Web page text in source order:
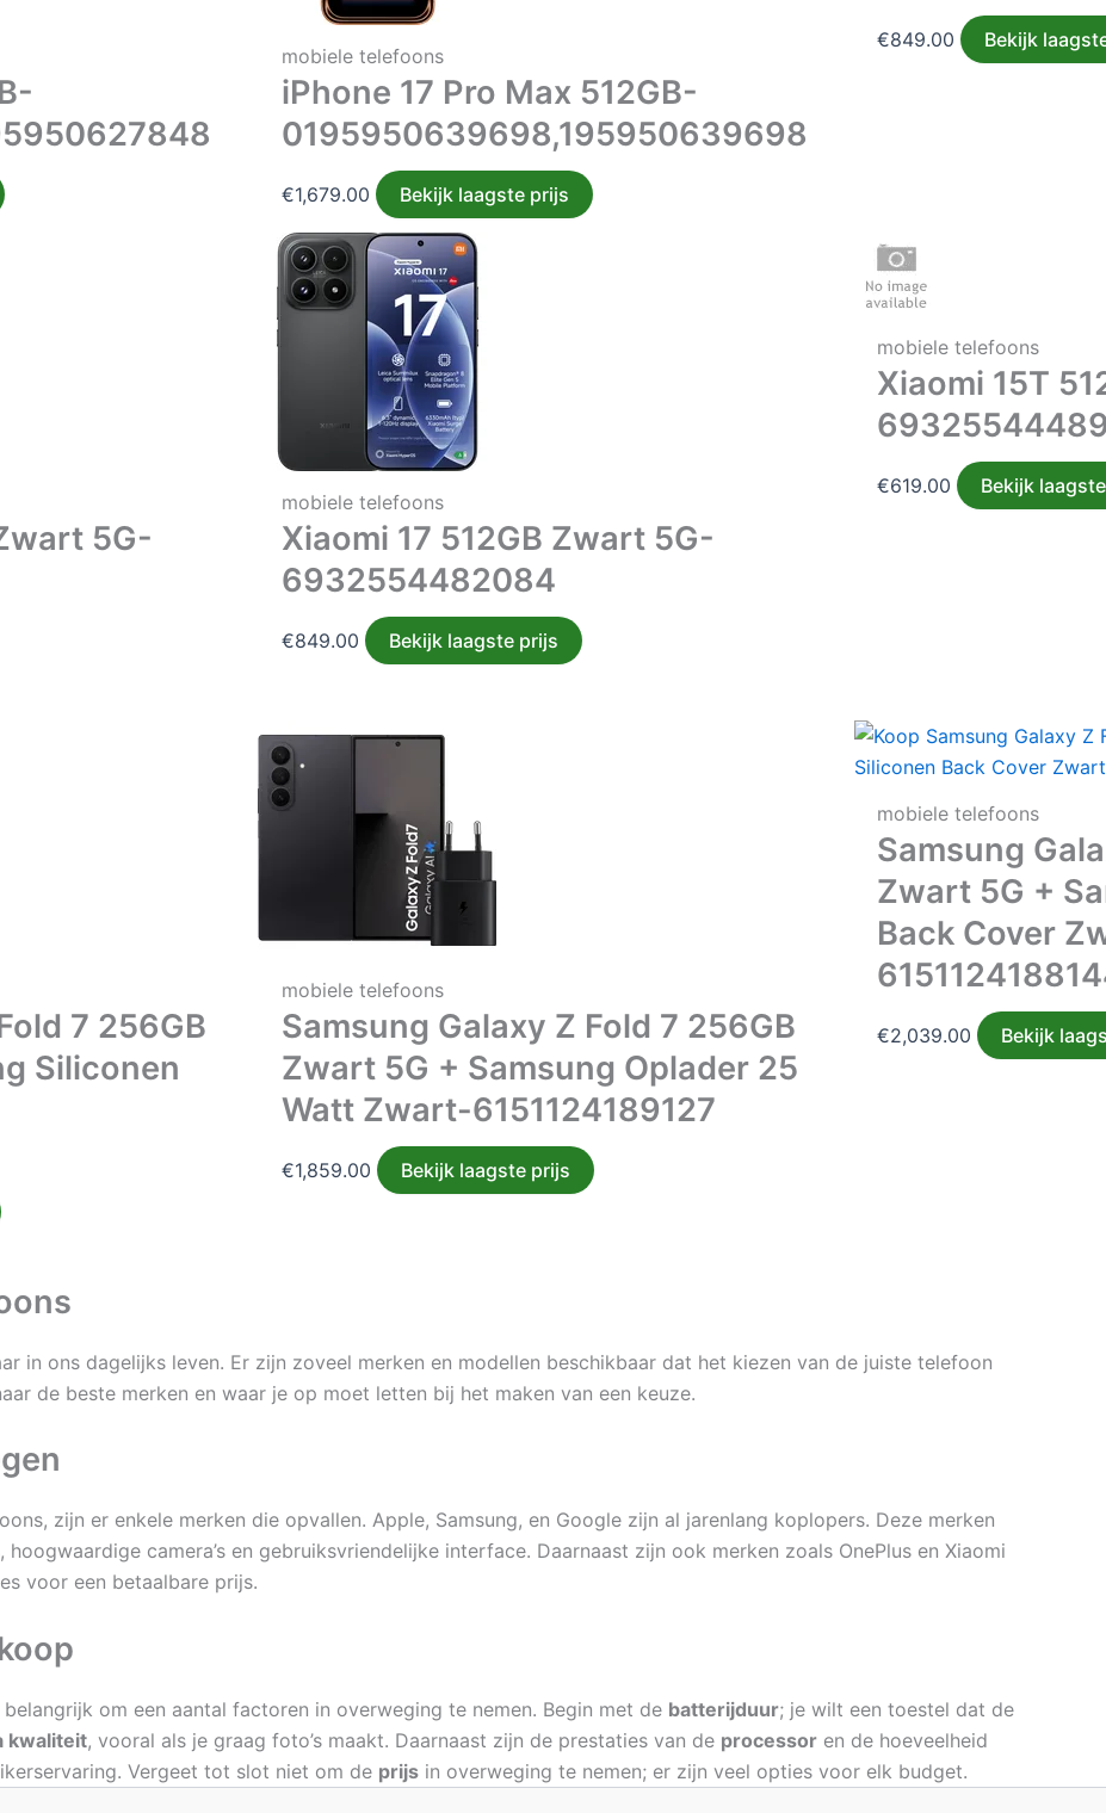
mobiele telefoons
iPhone 17 Pro Max 512GB-
0195950639698,195950639698
€1,679.00 Bekijk laagste prijs
€849.00 Bekijk
5G-
mobiele telefoons
Xiaomi 17 512GB Zwart 5G-
6932554482084
€849.00 Bekijk laagste prijs
mobiele telefoons
Xiaomi 15T
€619.00 Bekijk
7 256GB
Siliconen
mobiele telefoons
Samsung Galaxy Z Fold 7 256GB
Zwart 5G + Samsung Oplader 25
Watt Zwart-6151124189127
€1,859.00 Bekijk laagste prijs
mobiele telefoons
Samsung
Zwart 5G +
Back Cover
€2,039.00 Bekijk
in ons dagelijks leven. Er zijn zoveel merken en modellen beschikbaar dat het kiezen van de juiste telefoon
de beste merken en waar je op moet letten bij het maken van een keuze.
zijn er enkele merken die opvallen. Apple, Samsung, en Google zijn al jarenlang koplopers. Deze merken
camera’s en gebruiksvriendelijke interface. Daarnaast zijn ook merken zoals OnePlus en Xiaomi
voor een betaalbare prijs.
om een aantal factoren in overweging te nemen. Begin met de batterijduur; je wilt een toestel dat de
kwaliteit, vooral als je graag foto’s maakt. Daarnaast zijn de prestaties van de processor en de hoeveelheid
Vergeet tot slot niet om de prijs in overweging te nemen; er zijn veel opties voor elk budget.